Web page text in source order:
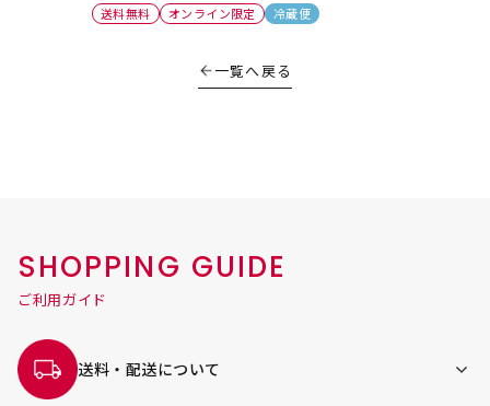
送料無料 オンライン限定 冷蔵便
一覧へ戻る
SHOPPING GUIDE
ご利用ガイド
送料・配送について